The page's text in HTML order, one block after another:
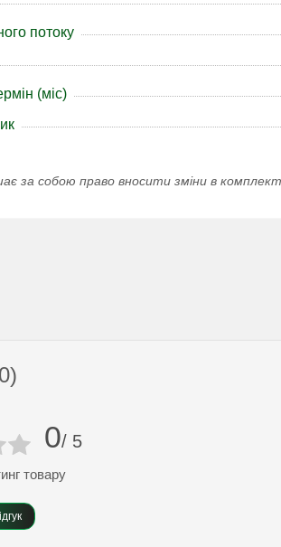
потоку
(міс)
за собою право вносити зміни в
0/ 5
товару